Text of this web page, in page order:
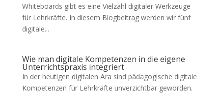
Whiteboards gibt es eine Vielzahl digitaler Werkzeuge
für Lehrkräfte. In diesem Blogbeitrag werden wir fünf
digitale...
Wie man digitale Kompetenzen in die eigene
Unterrichtspraxis integriert
In der heutigen digitalen Ära sind pädagogische digitale
Kompetenzen für Lehrkräfte unverzichtbar geworden.